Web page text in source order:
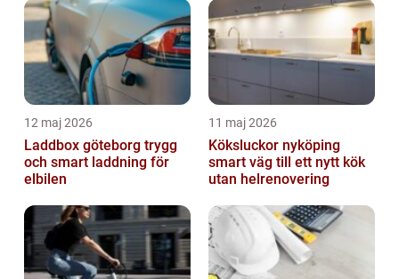
12 maj 2026
Laddbox göteborg trygg
och smart laddning för
elbilen
11 maj 2026
Köksluckor nyköping
smart väg till ett nytt kök
utan helrenovering